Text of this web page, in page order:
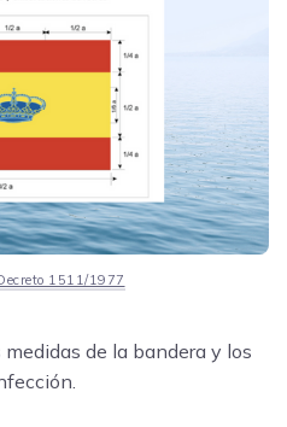
1511/1977
de la bandera y los